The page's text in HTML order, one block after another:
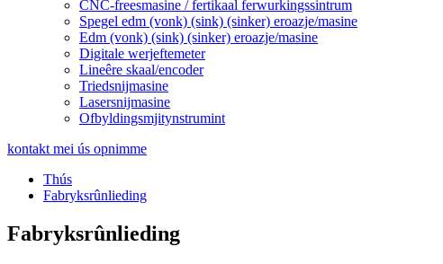
CNC-freesmasine / fertikaal ferwurkingssintrum
Spegel edm (vonk) (sink) (sinker) eroazje/masine
Edm (vonk) (sink) (sinker) eroazje/masine
Digitale werjeftemeter
Lineêre skaal/encoder
Triedsnijmasine
Lasersnijmasine
Ofbyldingsmjitynstrumint
kontakt mei ús opnimme
Thús
Fabryksrûnlieding
Fabryksrûnlieding